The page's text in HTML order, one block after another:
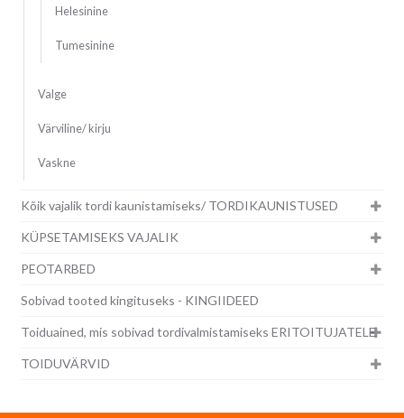
Helesinine
Tumesinine
Valge
Värviline/ kirju
Vaskne
Kõik vajalik tordi kaunistamiseks/ TORDIKAUNISTUSED
KÜPSETAMISEKS VAJALIK
PEOTARBED
Sobivad tooted kingituseks - KINGIIDEED
Toiduained, mis sobivad tordivalmistamiseks ERITOITUJATELE
TOIDUVÄRVID